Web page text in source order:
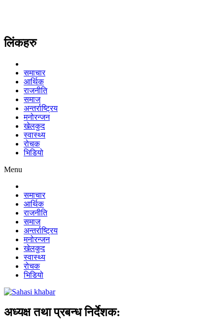
लिंकहरु
समाचार
आर्थिक
राजनीति
समाज
अन्तर्राष्ट्रिय
मनोरन्जन
खेलकुद
स्वास्थ्य
रोचक
भिडियो
Menu
समाचार
आर्थिक
राजनीति
समाज
अन्तर्राष्ट्रिय
मनोरन्जन
खेलकुद
स्वास्थ्य
रोचक
भिडियो
अध्यक्ष तथा प्रबन्ध निर्देशक: